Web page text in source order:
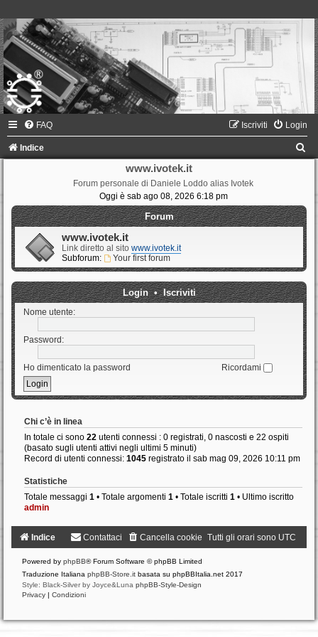
FAQ Login
Iscriviti
Indice
www.ivotek.it
Forum personale di Daniele Loddo alias Ivotek
Oggi è sab ago 08, 2026 6:18 pm
Forum
www.ivotek.it
Link diretto al sito www.ivotek.it
Subforum:
Your first forum
Login•Iscriviti
Nome utente:
Password:
Ho dimenticato la password Ricordami
Chi c’è in linea
In totale ci sono 22 utenti connessi : 0 registrati, 0 nascosti e 22 ospiti
(basato sugli utenti attivi negli ultimi 5 minuti)
Record di utenti connessi: 1045 registrato il sab mag 09, 2026 10:11 pm
Statistiche
Totale messaggi 1 • Totale argomenti 1 • Totale iscritti 1 • Ultimo iscritto
admin
Indice Tutti gli orari sono UTC
Cancella cookie
Contattaci
Powered by phpBB® Forum Software © phpBB Limited
Traduzione Italiana phpBB-Store.it basata su phpBBItalia.net 2017
Style: Black-Silver by Joyce&Luna phpBB-Style-Design
Privacy | Condizioni